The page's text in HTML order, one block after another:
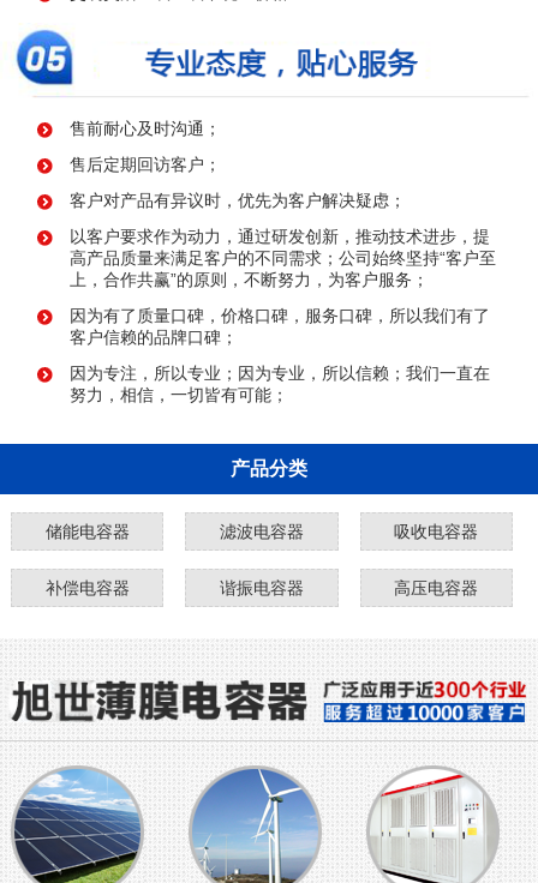
售前耐心及时沟通；
售后定期回访客户；
客户对产品有异议时，优先为客户解决疑虑；
以客户要求作为动力，通过研发创新，推动技术进步，提
高产品质量来满足客户的不同需求；公司始终坚持“客户至
上，合作共赢”的原则，不断努力，为客户服务；
因为有了质量口碑，价格口碑，服务口碑，所以我们有了
客户信赖的品牌口碑；
因为专注，所以专业；因为专业，所以信赖；我们一直在
努力，相信，一切皆有可能；
产品分类
储能电容器 滤波电容器 吸收电容器
补偿电容器 谐振电容器 高压电容器